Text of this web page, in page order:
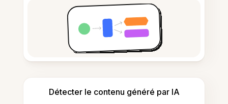
Détecter le contenu généré par IA